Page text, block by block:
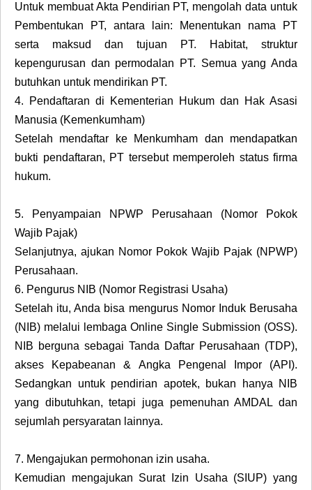
Untuk membuat Akta Pendirian PT, mengolah data untuk
Pembentukan PT, antara lain: Menentukan nama PT
serta maksud dan tujuan PT. Habitat, struktur
kepengurusan dan permodalan PT. Semua yang Anda
butuhkan untuk mendirikan PT.
4.
Pendaftaran di Kementerian Hukum dan Hak Asasi
Manusia (Kemenkumham)
Setelah mendaftar ke Menkumham dan mendapatkan
bukti pendaftaran, PT tersebut memperoleh status firma
hukum.
5.
Penyampaian NPWP Perusahaan (Nomor Pokok
Wajib Pajak)
Selanjutnya, ajukan Nomor Pokok Wajib Pajak (NPWP)
Perusahaan.
6. Pengurus NIB (Nomor Registrasi Usaha)
Setelah itu, Anda bisa mengurus Nomor Induk Berusaha
(NIB) melalui lembaga Online Single Submission (OSS).
NIB berguna sebagai Tanda Daftar Perusahaan (TDP),
akses Kepabeanan & Angka Pengenal Impor (API).
Sedangkan untuk pendirian apotek, bukan hanya NIB
yang dibutuhkan, tetapi juga pemenuhan AMDAL dan
sejumlah persyaratan lainnya.
7. Mengajukan permohonan izin usaha.
Kemudian mengajukan Surat Izin Usaha (SIUP) yang